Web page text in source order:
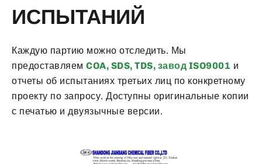
ИСПЫТАНИЙ
Каждую партию можно отследить. Мы
предоставляем COA, SDS, TDS, завод ISO9001 и
отчеты об испытаниях третьих лиц по конкретному
проекту по запросу. Доступны оригинальные копии
с печатью и двуязычные версии.